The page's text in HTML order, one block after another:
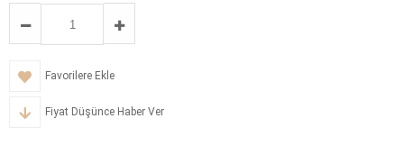
Favorilere Ekle
Fiyat Düşünce Haber Ver